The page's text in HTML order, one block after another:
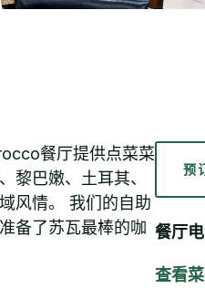
餐厅提供点菜菜
黎巴嫩、土耳其、
风情。 我们的自助
备了苏瓦最棒的咖
预
餐厅
查看